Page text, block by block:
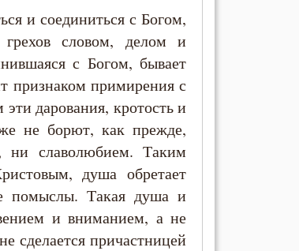
и соединиться с Богом,
словом, делом и
с Богом, бывает
признаком примирения с
дарования, кротость и
не борют, как прежде,
ни славолюбием. Таким
душа обретает
помыслы. Такая душа и
и вниманием, а не
сделается причастницей